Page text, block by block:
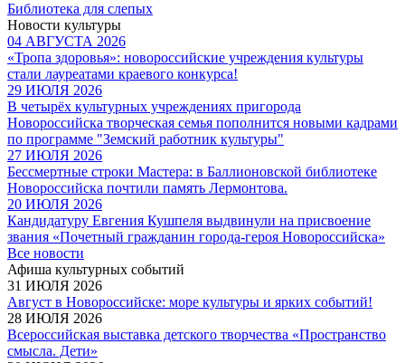
Библиотека для слепых
Новости культуры
04 АВГУСТА 2026
«Тропа здоровья»: новороссийские учреждения культуры
стали лауреатами краевого конкурса!
29 ИЮЛЯ 2026
В четырёх культурных учреждениях пригорода
Новороссийска творческая семья пополнится новыми кадрами
по программе "Земский работник культуры"
27 ИЮЛЯ 2026
Бессмертные строки Мастера: в Баллионовской библиотеке
Новороссийска почтили память Лермонтова.
20 ИЮЛЯ 2026
Кандидатуру Евгения Кушпеля выдвинули на присвоение
звания «Почетный гражданин города-героя Новороссийска»
Все новости
Афиша культурных событий
31 ИЮЛЯ 2026
Август в Новороссийске: море культуры и ярких событий!
28 ИЮЛЯ 2026
Всероссийская выставка детского творчества «Пространство
смысла. Дети»